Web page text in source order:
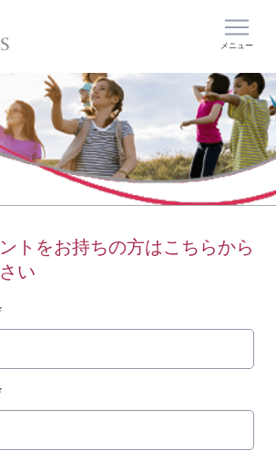
メニュー
トをお持ちの方はこちらから
い
パスワード